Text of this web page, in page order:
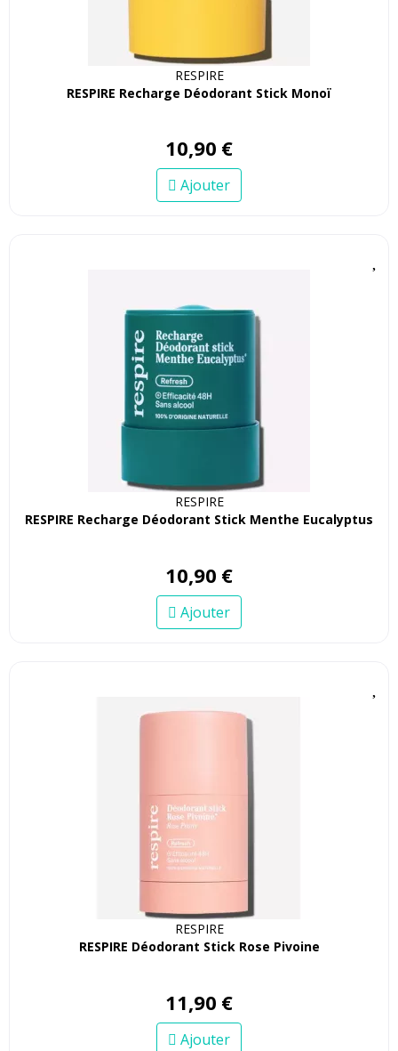
RESPIRE
RESPIRE Recharge Déodorant Stick Monoï
10,90 €
Ajouter
RESPIRE
RESPIRE Recharge Déodorant Stick Menthe Eucalyptus
10,90 €
Ajouter
RESPIRE
RESPIRE Déodorant Stick Rose Pivoine
11,90 €
Ajouter